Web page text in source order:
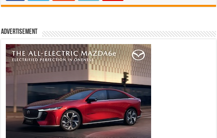
Advertisement